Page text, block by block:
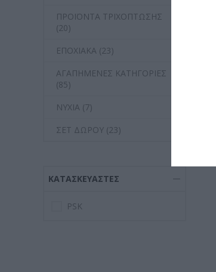
ΠΡΟΪΟΝΤΑ ΤΡΙΧΟΠΤΩΣΗΣ
(20)
ΕΠΟΧΙΑΚΑ (23)
ΑΓΑΠΗΜΕΝΕΣ ΚΑΤΗΓΟΡΙΕΣ
(85)
ΝΥΧΙΑ (7)
ΣΕΤ ΔΩΡΟΥ (23)
ΚΑΤΑΣΚΕΥΑΣΤΈΣ
PSK